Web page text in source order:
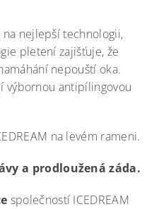
nejlepší technologii,
pletení zajišťuje, že
nepouští oka.
výbornou antipílingovou
na levém rameni.
a prodloužená záda.
společností ICEDREAM